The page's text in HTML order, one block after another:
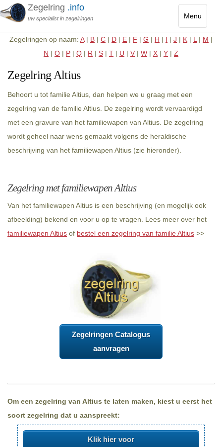
Menu
Toggle
Zegelring .info
uw specialist in zegelringen
Zegelringen op naam: A| B | C | D | E | F | G | H | I | J | K | L | M |
N | O | P | Q | R | S | T | U | V | W | X | Y | Z
Zegelring Altius
Behoort u tot familie Altius, dan helpen we u graag met een
zegelring van de familie Altius. De zegelring wordt vervaardigd
met een gravure van het familiewapen van Altius. De zegelring
wordt geheel naar wens gemaakt volgens de heraldische
beschrijving van het familiewapen Altius (zie hieronder).
Zegelring met familiewapen Altius
Van het familiewapen Altius is een beschrijving (en mogelijk ook
afbeelding) bekend en voor u op te vragen. Lees meer over het
familiewapen Altius of bestel een zegelring van familie Altius >>
Zegelringen Catalogus
aanvragen
Om een zegelring van Altius te laten maken, kiest u eerst het
soort zegelring dat u aanspreekt:
Klik hier voor